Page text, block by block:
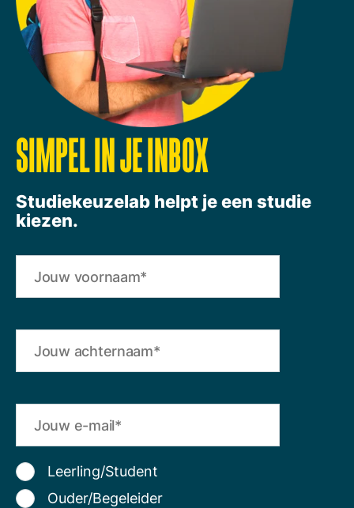
SIMPEL IN JE INBOX
Studiekeuzelab helpt je een studie
kiezen.
Leerling/Student
Ouder/Begeleider